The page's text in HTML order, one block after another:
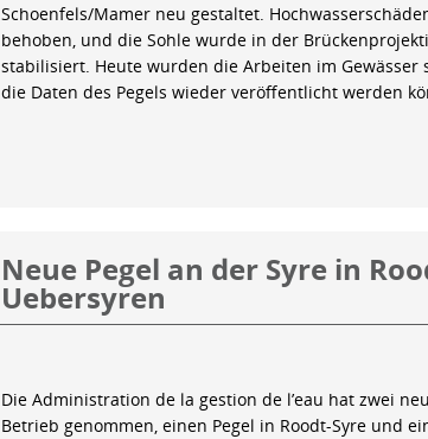
Schoenfels/Mamer neu gestaltet.
behoben, und die Sohle wurde in der
stabilisiert. Heute wurden die Arbeiten im Gewässer
die Daten des Pegels wieder veröffentlicht werden
Neue Pegel an der Syre in
Uebersyren
Die Administration de la gestion de l’eau hat zwei
Betrieb genommen, einen Pegel in Roodt-Syre und